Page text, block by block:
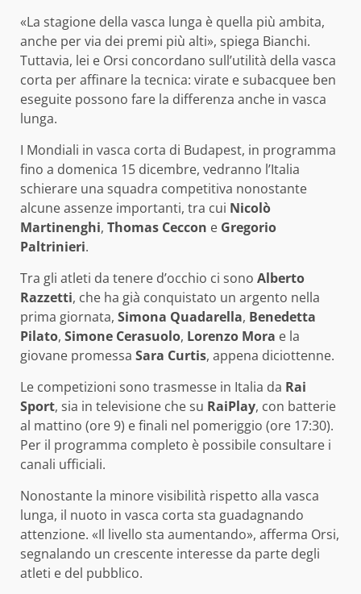
«La stagione della vasca lunga è quella più ambita,
anche per via dei premi più alti», spiega Bianchi.
Tuttavia, lei e Orsi concordano sull’utilità della vasca
corta per affinare la tecnica: virate e subacquee ben
eseguite possono fare la differenza anche in vasca
lunga.
I Mondiali in vasca corta di Budapest, in programma
fino a domenica 15 dicembre, vedranno l’Italia
schierare una squadra competitiva nonostante
alcune assenze importanti, tra cui Nicolò
Martinenghi, Thomas Ceccon e Gregorio
Paltrinieri.
Tra gli atleti da tenere d’occhio ci sono Alberto
Razzetti, che ha già conquistato un argento nella
prima giornata, Simona Quadarella, Benedetta
Pilato, Simone Cerasuolo, Lorenzo Mora e la
giovane promessa Sara Curtis, appena diciottenne.
Le competizioni sono trasmesse in Italia da Rai
Sport, sia in televisione che su RaiPlay, con batterie
al mattino (ore 9) e finali nel pomeriggio (ore 17:30).
Per il programma completo è possibile consultare i
canali ufficiali.
Nonostante la minore visibilità rispetto alla vasca
lunga, il nuoto in vasca corta sta guadagnando
attenzione. «Il livello sta aumentando», afferma Orsi,
segnalando un crescente interesse da parte degli
atleti e del pubblico.